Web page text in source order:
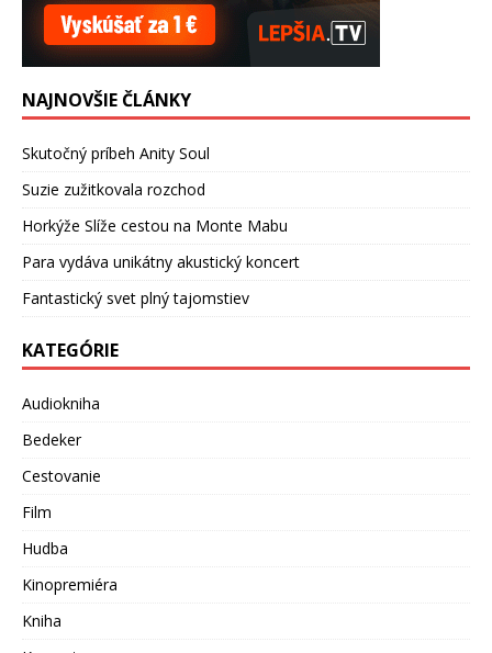
NAJNOVŠIE ČLÁNKY
Skutočný príbeh Anity Soul
Suzie zužitkovala rozchod
Horkýže Slíže cestou na Monte Mabu
Para vydáva unikátny akustický koncert
Fantastický svet plný tajomstiev
KATEGÓRIE
Audiokniha
Bedeker
Cestovanie
Film
Hudba
Kinopremiéra
Kniha